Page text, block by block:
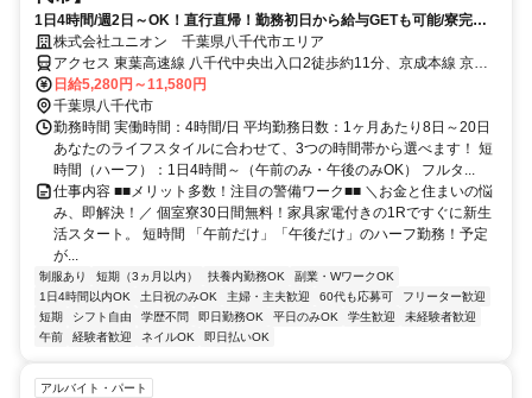
1日4時間/週2日～OK！直行直帰！勤務初日から給与GETも可能/寮完備
＆携帯貸与♪
株式会社ユニオン 千葉県八千代市エリア
アクセス 東葉高速線 八千代中央出入口2徒歩約11分、京成本線 京成
大和田北口徒歩約19分、東葉高速線 村上（千葉県）徒歩約22分 千葉
県八千代市エリア（勝田台駅、八千代台駅、八千代市緑が丘駅、八千
代中央駅、村上駅等）
日給5,280円～11,580円
千葉県八千代市
勤務時間 実働時間：4時間/日 平均勤務日数：1ヶ月あたり8日～20日
あなたのライフスタイルに合わせて、3つの時間帯から選べます！ 短
時間（ハーフ）：1日4時間～（午前のみ・午後のみOK） フルタ...
仕事内容 ■■メリット多数！注目の警備ワーク■■ ＼お金と住まいの悩
み、即解決！／ 個室寮30日間無料！家具家電付きの1Rですぐに新生
活スタート。 短時間 「午前だけ」「午後だけ」のハーフ勤務！予定
が...
制服あり 短期（3ヵ月以内） 扶養内勤務OK
副業・WワークOK
1日4時間以内OK
土日祝のみOK 主婦・主夫歓迎 60代も応募可
フリーター歓迎
短期
シフト自由 学歴不問 即日勤務OK 平日のみOK 学生歓迎
未経験者歓迎
午前
経験者歓迎 ネイルOK 即日払いOK
アルバイト・パート